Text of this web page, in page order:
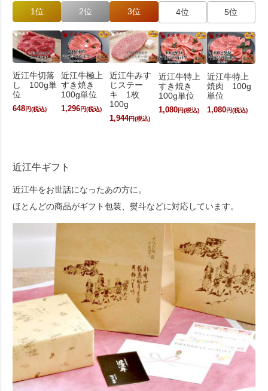
1位
近江牛切落
し 100g単
位
648円(税込)
2位
近江牛極上
すき焼き
100g単位
1,296円(税込)
3位
近江牛みす
じステー
キ 1枚
100g
1,944円(税込)
4位
近江牛特上
すき焼き
100g単位
1,080円(税込)
5位
近江牛特上
焼肉 100g
単位
1,080円(税込)
近江牛ギフト
近江牛をお世話になったあの方に。
ほとんどの商品がギフト包装、熨斗などに対応しています。